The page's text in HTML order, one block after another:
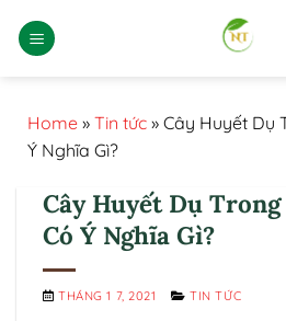
qua
Home » Tin tức » Cây Huyết Dụ
Ý Nghĩa Gì?
Cây Huyết Dụ
Có Ý Nghĩa Gì?
THÁNG 1 7, 2021 TIN TỨC